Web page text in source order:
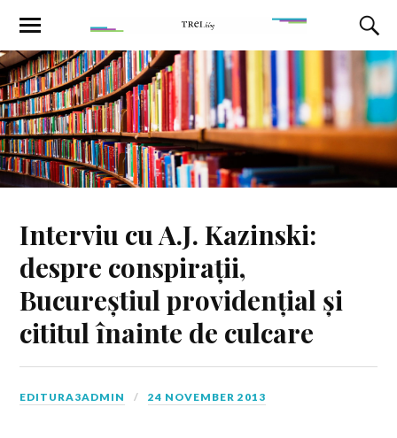
Interviu cu A.J. Kazinski:
despre conspirații,
Bucureștiul providențial și
cititul înainte de culcare
EDITURA3ADMIN 24 NOVEMBER 2013